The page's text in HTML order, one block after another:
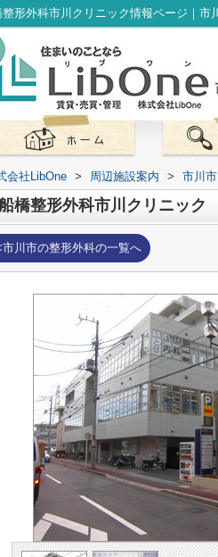
会社LibOne > 周辺施設案内 > 市川市
橋整形外科市川クリニック
川市の整形外科の一覧へ